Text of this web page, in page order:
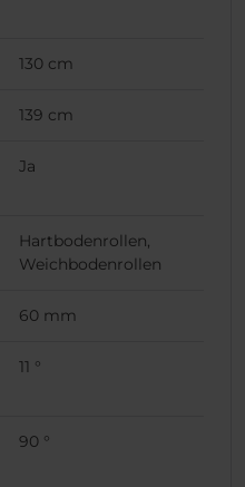
130 cm
139 cm
Ja
Hartbodenrollen,
Weichbodenrollen
60 mm
11 °
90 °